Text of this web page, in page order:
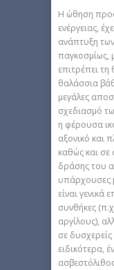
Η ώθηση
ενέργειας,
ανάπτυξη
παγκοσμίως,
επιτρέπει
θαλάσσια
μεγάλες
σχεδιασμό
η φέρουσα
αξονικό και
καθώς και σε
δράσης του
υπάρχουσες
είναι γενικά
συνθήκες
αργίλους),
σε
ειδικότερα,